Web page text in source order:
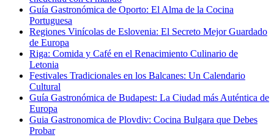
Guía Gastronómica de Oporto: El Alma de la Cocina
Portuguesa
Regiones Vinícolas de Eslovenia: El Secreto Mejor Guardado
de Europa
Riga: Comida y Café en el Renacimiento Culinario de
Letonia
Festivales Tradicionales en los Balcanes: Un Calendario
Cultural
Guía Gastronómica de Budapest: La Ciudad más Auténtica de
Europa
Guia Gastronomica de Plovdiv: Cocina Bulgara que Debes
Probar